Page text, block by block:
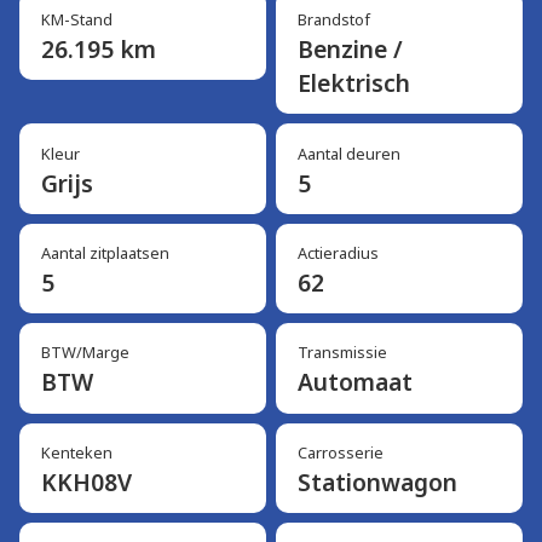
KM-Stand
26.195 km
Brandstof
Benzine /
Elektrisch
Kleur
Grijs
Aantal deuren
5
Aantal zitplaatsen
5
Actieradius
62
BTW/Marge
BTW
Transmissie
Automaat
Kenteken
KKH08V
Carrosserie
Stationwagon